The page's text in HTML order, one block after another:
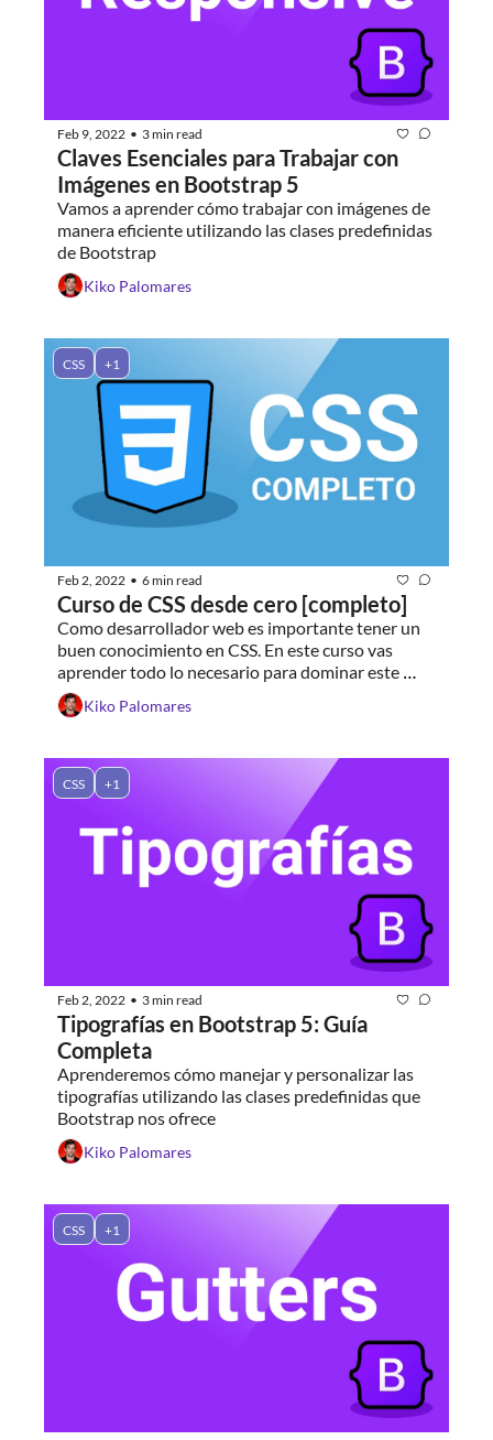
Feb 9, 2022 • 3 min read
Claves Esenciales para Trabajar con
Imágenes en Bootstrap 5
Vamos a aprender cómo trabajar con imágenes de
manera eficiente utilizando las clases predefinidas
de Bootstrap
Kiko Palomares
CSS +1
Feb 2, 2022 • 6 min read
Curso de CSS desde cero [completo]
Como desarrollador web es importante tener un
buen conocimiento en CSS. En este curso vas
aprender todo lo necesario para dominar este
lenguaje de estilos.
Kiko Palomares
CSS +1
Feb 2, 2022 • 3 min read
Tipografías en Bootstrap 5: Guía
Completa
Aprenderemos cómo manejar y personalizar las
tipografías utilizando las clases predefinidas que
Bootstrap nos ofrece
Kiko Palomares
CSS +1